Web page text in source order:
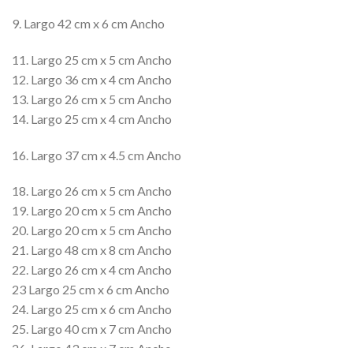
9. Largo 42 cm x 6 cm Ancho
11. Largo 25 cm x 5 cm Ancho
12. Largo 36 cm x 4 cm Ancho
13. Largo 26 cm x 5 cm Ancho
14. Largo 25 cm x 4 cm Ancho
16. Largo 37 cm x 4.5 cm Ancho
18. Largo 26 cm x 5 cm Ancho
19. Largo 20 cm x 5 cm Ancho
20. Largo 20 cm x 5 cm Ancho
21. Largo 48 cm x 8 cm Ancho
22. Largo 26 cm x 4 cm Ancho
23 Largo 25 cm x 6 cm Ancho
24. Largo 25 cm x 6 cm Ancho
25. Largo 40 cm x 7 cm Ancho